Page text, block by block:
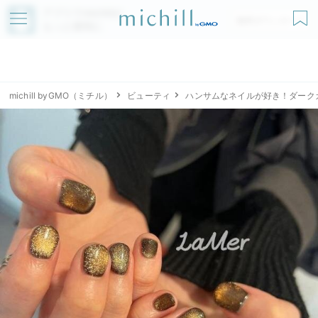
アプリでmichillが
無料ダウンロード
michill byGMO（ミチル） ビューティ ハンサムなネイルが好き！ダー